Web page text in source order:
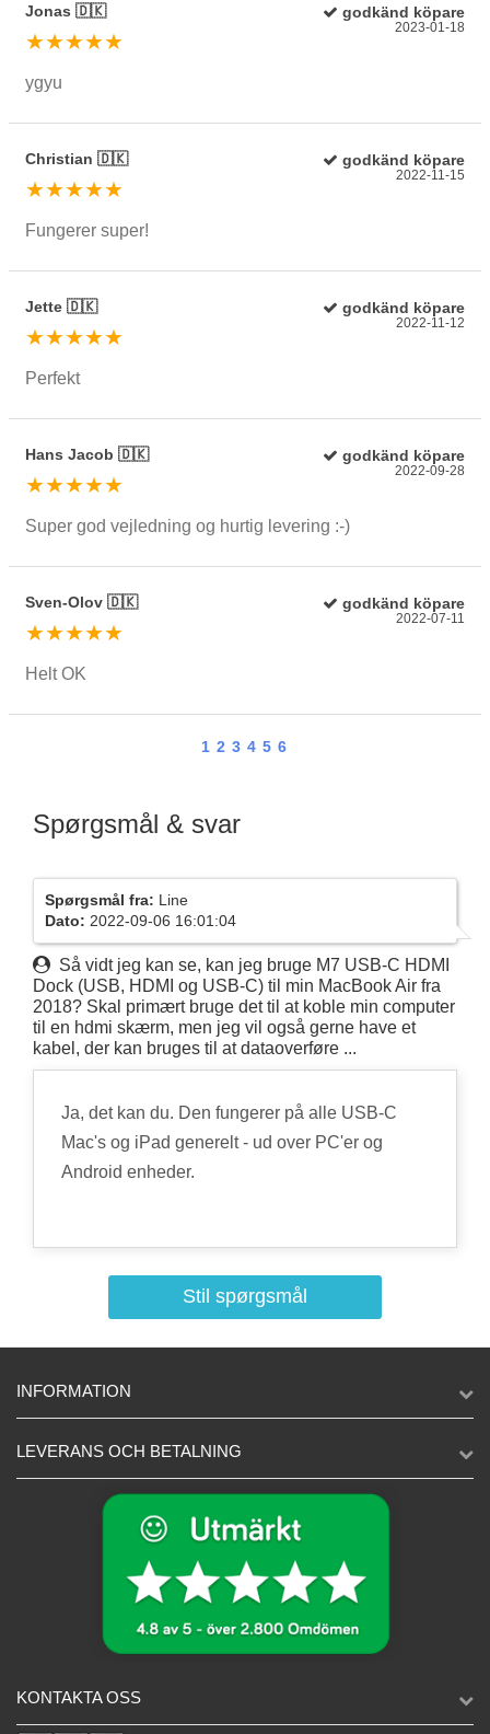
Jonas 🇩🇰 godkänd köpare
★★★★★
2023-01-18
ygyu
Christian 🇩🇰 godkänd köpare
★★★★★
2022-11-15
Fungerer super!
Jette 🇩🇰 godkänd köpare
★★★★★
2022-11-12
Perfekt
Hans Jacob 🇩🇰 godkänd köpare
★★★★★
2022-09-28
Super god vejledning og hurtig levering :-)
Sven-Olov 🇩🇰 godkänd köpare
★★★★★
2022-07-11
Helt OK
1 2 3 4 5 6
Spørgsmål & svar
Spørgsmål fra: Line
Dato: 2022-09-06 16:01:04
Så vidt jeg kan se, kan jeg bruge M7 USB-C HDMI
Dock (USB, HDMI og USB-C) til min MacBook Air fra
2018? Skal primært bruge det til at koble min computer
til en hdmi skærm, men jeg vil også gerne have et
kabel, der kan bruges til at dataoverføre ...
Ja, det kan du. Den fungerer på alle USB-C
Mac's og iPad generelt - ud over PC'er og
Android enheder.
Stil spørgsmål
INFORMATION
LEVERANS OCH BETALNING
KONTAKTA OSS